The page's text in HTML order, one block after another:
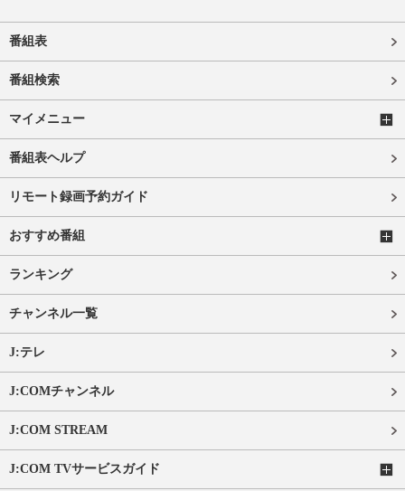
番組表
番組検索
マイメニュー
番組表ヘルプ
リモート録画予約ガイド
おすすめ番組
ランキング
チャンネル一覧
J:テレ
J:COMチャンネル
J:COM STREAM
J:COM TVサービスガイド